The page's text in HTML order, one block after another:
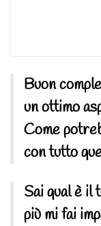
Buon
un ottimo
Come
con tutto
Sai qual è il
più mi fai